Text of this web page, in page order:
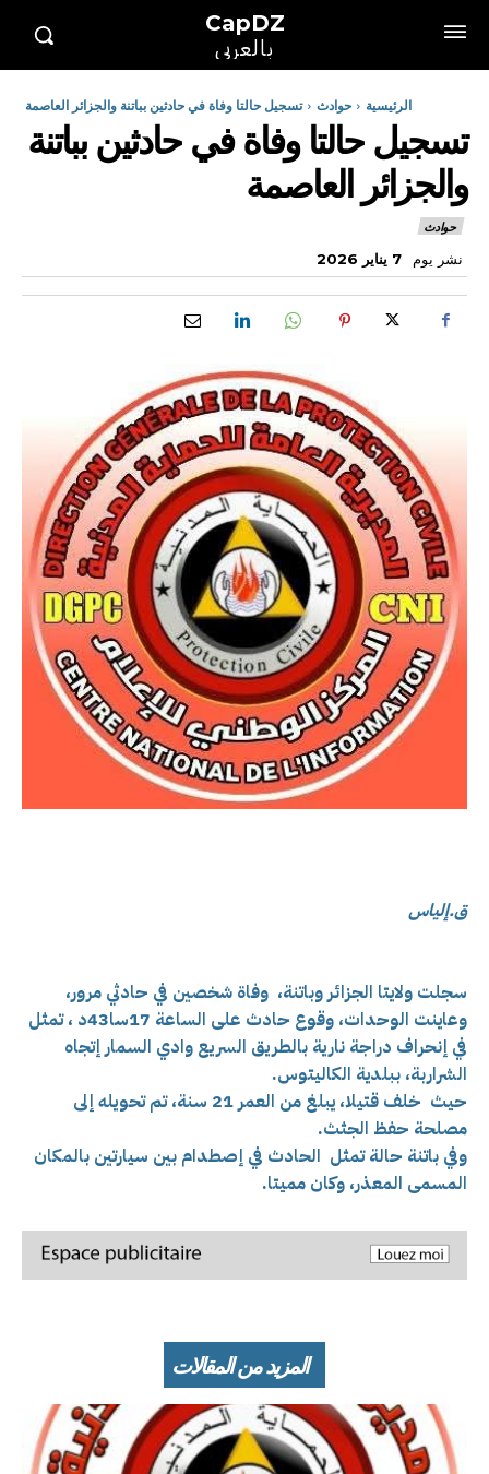
CapDZ
بالعربي
الرئيسية حوادث تسجيل حالتا وفاة في حادثين بباتنة والجزائر العاصمة
تسجيل حالتا وفاة في حادثين بباتنة
والجزائر العاصمة
حوادث
نشر يوم 7 يناير 2026
ق.إلياس
سجلت ولايتا الجزائر وباتنة، وفاة شخصين في حادثي مرور،
وعاينت الوحدات، وقوع حادث
على الساعة 17سا43د ، تمثل
في إنحراف دراجة نارية بالطريق السريع وادي السمار إتجاه
الشراربة، ببلدية الكاليتوس.
حيث خلف قتيلا، يبلغ من العمر 21 سنة، تم تحويله إلى
مصلحة حفظ الجثث.
وفي باتنة حالة تمثل الحادث في إصطدام بين سيارتين بالمكان
المسمى المعذر، وكان مميتا.
المزيد من المقالات